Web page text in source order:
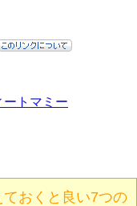
トマミー
おくと良い7つの